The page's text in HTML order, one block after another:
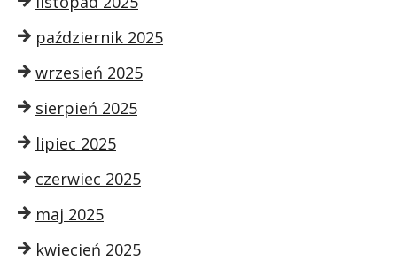
październik 2025
wrzesień 2025
sierpień 2025
lipiec 2025
czerwiec 2025
maj 2025
kwiecień 2025